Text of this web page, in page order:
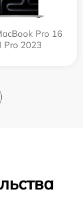
Pro 16
Pro 2023